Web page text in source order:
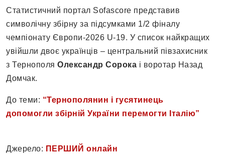
Статистичний портал Sofascore представив
символічну збірну за підсумками 1/2 фіналу
чемпіонату Європи-2026 U-19. У список найкращих
увійшли двоє українців – центральний півзахисник
з Тернополя Олександр Сорока і воротар Назад
Домчак.
До теми: “Тернополянин і гусятинець
допомогли збірній України перемогти Італію”
Джерело: ПЕРШИЙ онлайн